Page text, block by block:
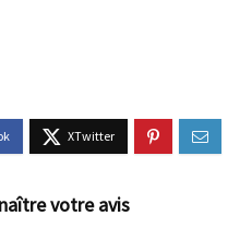
votre avis